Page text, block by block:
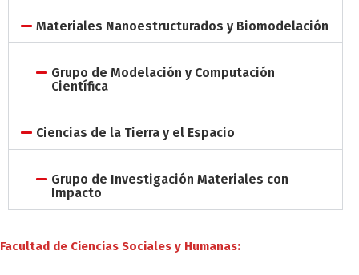
Materiales Nanoestructurados y Biomodelación
Grupo de Modelación y Computación
Científica
Ciencias de la Tierra y el Espacio
Grupo de Investigación Materiales con
Impacto
Facultad de Ciencias Sociales y Humanas: